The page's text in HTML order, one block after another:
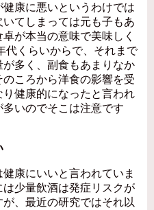
康に悪いというわけでは
てしまっては元も子もあ
が本当の意味で美味しく
代くらいからで、それまで
多く、副食もあまりなか
ころから洋食の影響を受
健康的になったと言われ
いのでそこは注意です
康にいいと言われていま
少量飲酒は発症リスクが
、最近の研究ではそれ以